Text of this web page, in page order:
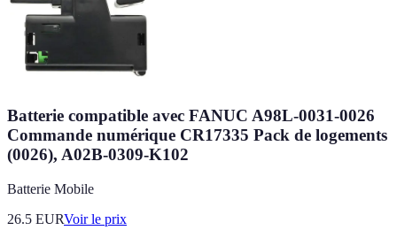
Batterie compatible avec FANUC A98L-0031-0026
Commande numérique CR17335 Pack de logements
(0026), A02B-0309-K102
Batterie Mobile
26.5 EURVoir le prix